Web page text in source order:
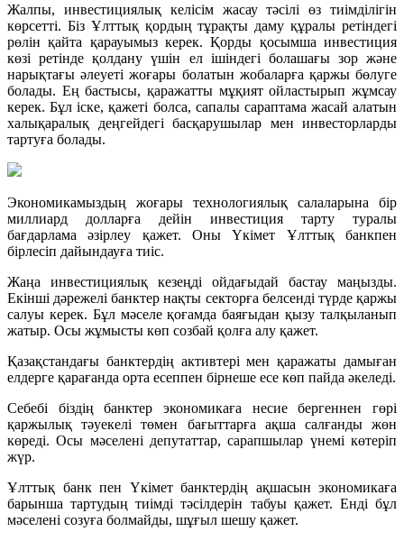
Жалпы, инвестициялық келісім жасау тәсілі өз тиімділігін
көрсетті. Біз Ұлттық қордың тұрақты даму құралы ретіндегі
рөлін қайта қарауымыз керек. Қорды қосымша инвестиция
көзі ретінде қолдану үшін ел ішіндегі болашағы зор және
нарықтағы әлеуеті жоғары болатын жобаларға қаржы бөлуге
болады. Ең бастысы, қаражатты мұқият ойластырып жұмсау
керек. Бұл іске, қажеті болса, сапалы сараптама жасай алатын
халықаралық деңгейдегі басқарушылар мен инвесторларды
тартуға болады.
Экономикамыздың жоғары технологиялық салаларына бір
миллиард долларға дейін инвестиция тарту туралы
бағдарлама әзірлеу қажет. Оны Үкімет Ұлттық банкпен
бірлесіп дайындауға тиіс.
Жаңа инвестициялық кезеңді ойдағыдай бастау маңызды.
Екінші дәрежелі банктер нақты секторға белсенді түрде қаржы
салуы керек. Бұл мәселе қоғамда баяғыдан қызу талқыланып
жатыр. Осы жұмысты көп созбай қолға алу қажет.
Қазақстандағы банктердің активтері мен қаражаты дамыған
елдерге қарағанда орта есеппен бірнеше есе көп пайда әкеледі.
Себебі біздің банктер экономикаға несие бергеннен гөрі
қаржылық тәуекелі төмен бағыттарға ақша салғанды жөн
көреді. Осы мәселені депутаттар, сарапшылар үнемі көтеріп
жүр.
Ұлттық банк пен Үкімет банктердің ақшасын экономикаға
барынша тартудың тиімді тәсілдерін табуы қажет. Енді бұл
мәселені созуға болмайды, шұғыл шешу қажет.